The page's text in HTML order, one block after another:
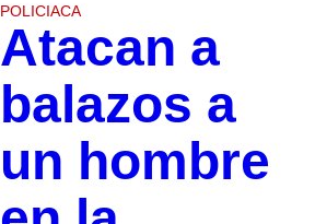
POLICIACA
Atacan a
balazos a
un hombre